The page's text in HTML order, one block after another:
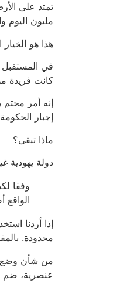
مليون اليوم
هذا هو الخيار الذي
كانت فريدة
إجبار
ماذا تبقى؟
دولة يهودية
وفقا
محدودة.
من شأن وضع
عنصرية، ضم